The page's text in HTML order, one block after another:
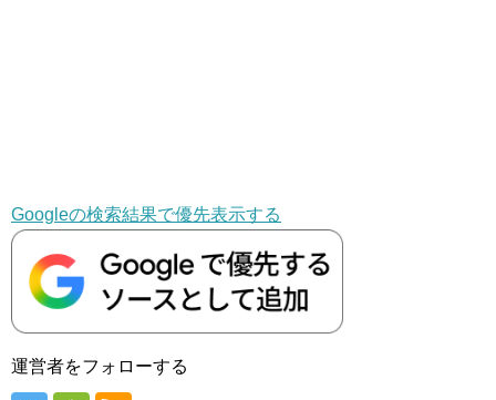
Googleの検索結果で優先表示する
運営者をフォローする